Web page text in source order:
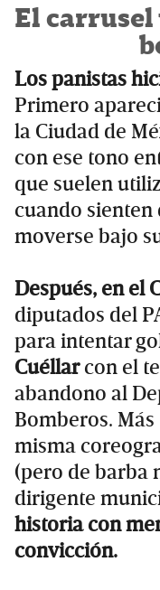
El carrusel
Los panistas
Primero
la Ciudad de
con ese tono
que suelen
cuando sienten
moverse bajo
Después, en el
diputados del
para intentar
Cuéllarcon el
abandono al
Bomberos.
misma
(pero de barba
dirigente
historia con
convicción.